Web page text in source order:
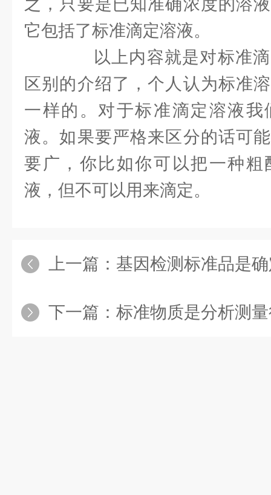
之，只要是已知准确浓度的溶
它包括了标准滴定溶液。
以上内容就是对标准滴
区别的介绍了，个人认为标准
一样的。对于标准滴定溶液
液。如果要严格来区分的话可
要广，你比如你可以把一种粗
液，但不可以用来滴定。
上一篇： 基因检测标准品是确定诊断试
下一篇： 标准物质是分析测